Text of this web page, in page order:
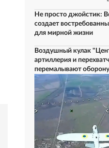
Не просто джойстик:
создает
для мирной жизни
Воздушный кулак
артиллерия и
перемалывают